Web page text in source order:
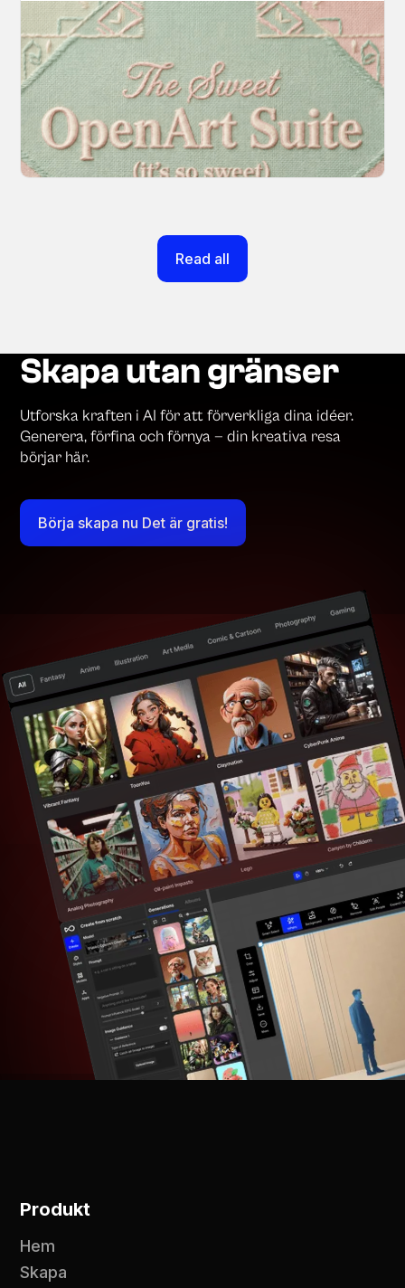
Introducing OpenArt Suite: Create
Without the Chaos
Every tool you need, finally in one place. We
fundamentally rearchitected the OpenArt
creation experience so your workflow finally
moves as fast as your ideas do.
March 20, 2026
Read all
Skapa utan gränser
Utforska kraften i AI för att förverkliga dina idéer.
Generera, förfina och förnya — din kreativa resa
börjar här.
Börja skapa nu Det är gratis!
Produkt
Hem
Skapa